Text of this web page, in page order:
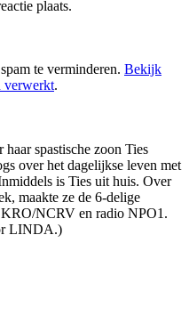
plaats.
te verminderen. Bekijk
verwerkt.
spastische zoon Ties
over het dagelijkse leven met
is Ties uit huis. Over
maakte ze de 6-delige
KRO/NCRV en radio NPO1.
LINDA.)